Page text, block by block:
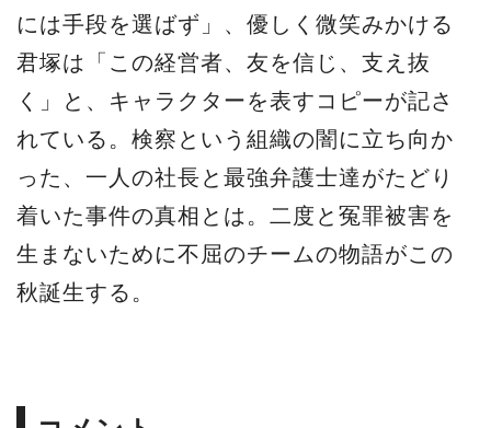
には手段を選ばず」、優しく微笑みかける
君塚は「この経営者、友を信じ、支え抜
く」と、キャラクターを表すコピーが記さ
れている。検察という組織の闇に立ち向か
った、一人の社長と最強弁護士達がたどり
着いた事件の真相とは。二度と冤罪被害を
生まないために不屈のチームの物語がこの
秋誕生する。